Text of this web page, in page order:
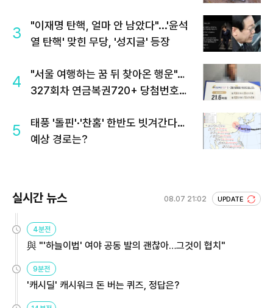
3
"이재명 탄핵, 얼마 안 남았다"...'윤석
열 탄핵' 맞힌 무당, '성지글' 등장
4
"서울 여행하는 꿈 뒤 찾아온 행운"…
327회차 연금복권720+ 당첨번호조
5
태풍 '돌핀'·'찬홈' 한반도 빗겨간다…
예상 경로는?
실시간 뉴스 08.07 21:02 UPDATE
4분전
與 "'하늘이법' 여야 공동 발의 괜찮아…그것이 협치"
9분전
'캐시딜' 캐시워크 돈 버는 퀴즈, 정답은?